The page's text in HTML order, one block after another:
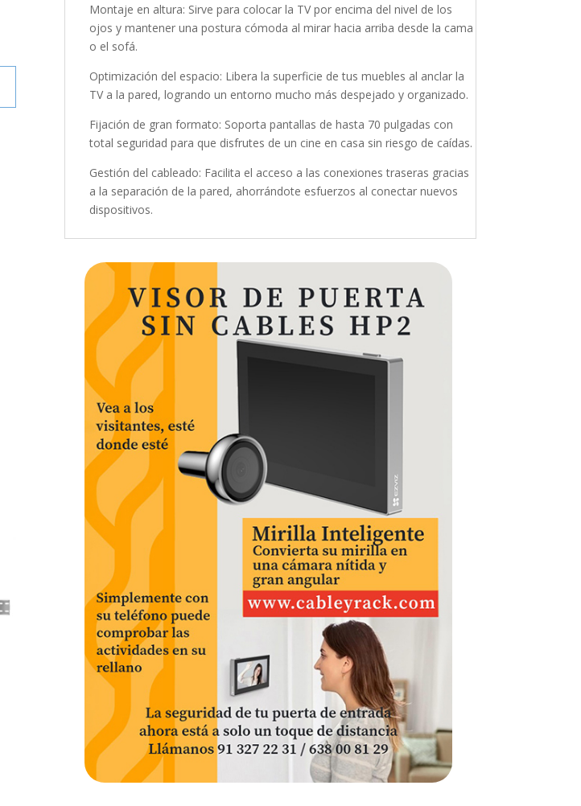
Montaje en altura: Sirve para colocar la TV por encima del nivel de los
ojos y mantener una postura cómoda al mirar hacia arriba desde la cama
o el sofá.
Optimización del espacio: Libera la superficie de tus muebles al anclar la
TV a la pared, logrando un entorno mucho más despejado y organizado.
Fijación de gran formato: Soporta pantallas de hasta 70 pulgadas con
total seguridad para que disfrutes de un cine en casa sin riesgo de caídas.
Gestión del cableado: Facilita el acceso a las conexiones traseras gracias
a la separación de la pared, ahorrándote esfuerzos al conectar nuevos
dispositivos.